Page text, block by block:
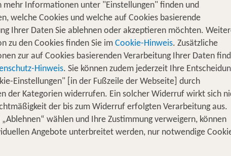
Urlaub: mit TUI hinfliegen, wo
Wasser, endlose Sandstrände, faszinierende
Du am schnellsten per Flug auf dem Flughafen
das Eiland mit dem Festland. So bist Du auch
Cagliari im Süden. Ganz gleich, wie die
der vor Vielfalt und Schönheit nur so strotzt.
mehr Informationen unter "Einstellungen" finden und
welche Cookies und welche auf Cookies basierende
Ihrer Daten Sie ablehnen oder akzeptieren möchten.
zu den Cookies finden Sie im Cookie-Hinweis. Zusätzliche
zur auf Cookies basierenden Verarbeitung Ihrer Daten
Hinweis. Sie können zudem jederzeit Ihre
Einstellungen" [in der Fußzeile der Webseite] durch
der Kategorien widerrufen. Ein solcher Widerruf wirkt sich
der bis zum Widerruf erfolgten Verarbeitung aus.
„Ablehnen“ wählen und Ihre Zustimmung verweigern, können
Angebote unterbreitet werden, nur notwendige